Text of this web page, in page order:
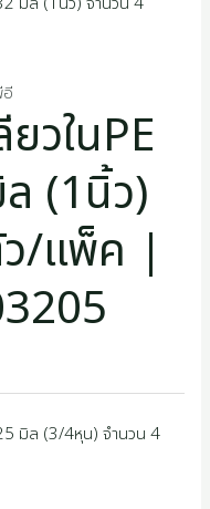
วในPE
(1นิ้ว)
/แพ็ค |